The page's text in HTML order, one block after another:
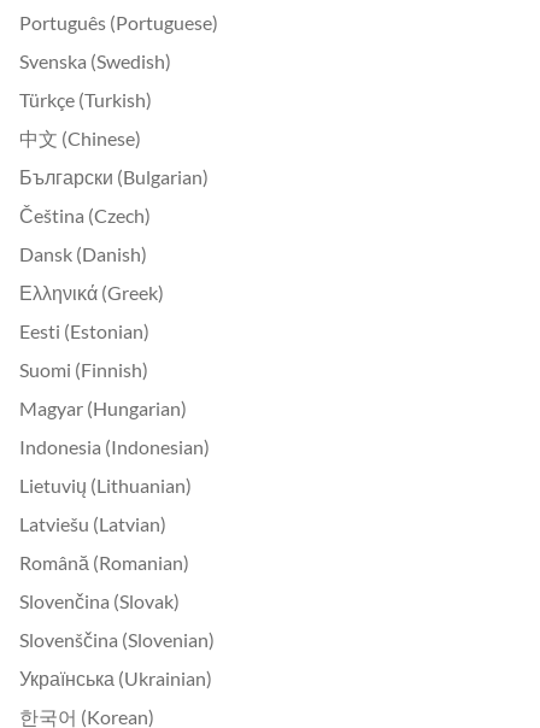
Português (Portuguese)
Svenska (Swedish)
Türkçe (Turkish)
中文 (Chinese)
Български (Bulgarian)
Čeština (Czech)
Dansk (Danish)
Ελληνικά (Greek)
Eesti (Estonian)
Suomi (Finnish)
Magyar (Hungarian)
Indonesia (Indonesian)
Lietuvių (Lithuanian)
Latviešu (Latvian)
Română (Romanian)
Slovenčina (Slovak)
Slovenščina (Slovenian)
Українська (Ukrainian)
한국어 (Korean)